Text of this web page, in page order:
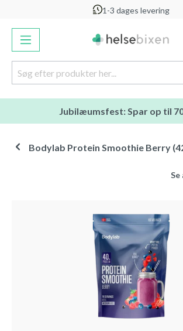
1-3 dages levering
Jubilæumsfest: Spar op til
Bodylab Protein Smoothie Berry
Se